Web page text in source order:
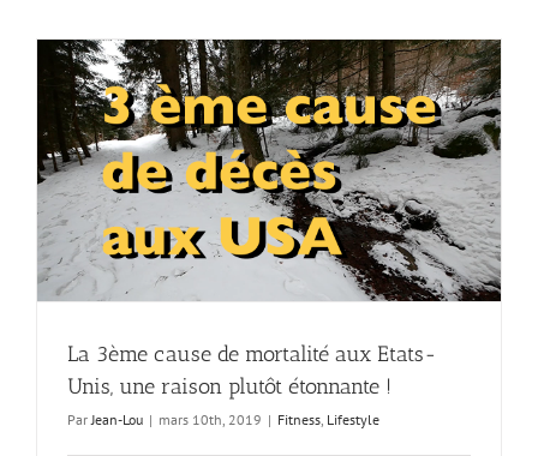
en
France
La 3ème cause de mortalité aux Etats-
Unis, une raison plutôt étonnante !
Par Jean-Lou | mars 10th, 2019 | Fitness Lifestyle